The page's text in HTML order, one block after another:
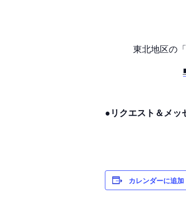
東北地区の
●リクエスト＆メッ
カレンダーに追加